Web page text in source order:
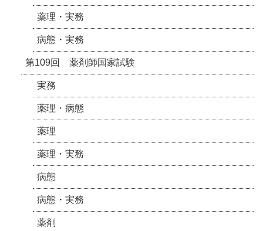
薬理・実務
病態・実務
第109回 薬剤師国家試験
実務
薬理・病態
薬理
薬理・実務
病態
病態・実務
薬剤